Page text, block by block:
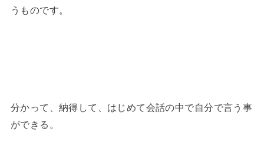
うものです。
分かって、納得して、はじめて会話の中で自分で言う事
ができる。